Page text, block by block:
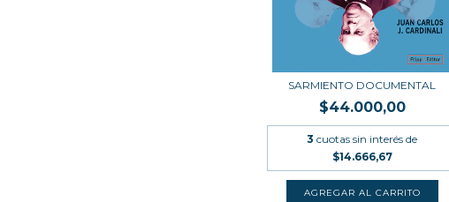
SARMIENTO DOCUMENTAL
$44.000,00
3 cuotas sin interés de
$14.666,67